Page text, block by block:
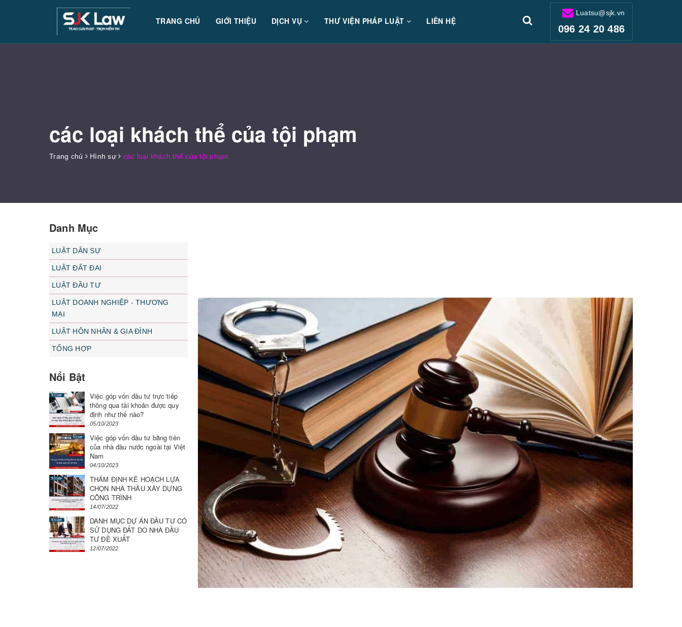
TRANG CHỦ GIỚI THIỆU DỊCH VỤ THƯ VIỆN PHÁP LUẬT LIÊN HỆ
Luatsu@sjk.vn
096 24 20 486
các loại khách thể của tội phạm
Trang chủ Hình sự các loại khách thể của tội phạm
Danh Mục
LUẬT DÂN SỰ
LUẬT ĐẤT ĐAI
LUẬT ĐẦU TƯ
LUẬT DOANH NGHIỆP - THƯƠNG
MẠI
LUẬT HÔN NHÂN & GIA ĐÌNH
TỔNG HỢP
Nổi Bật
Việc góp vốn đầu tư trực tiếp
thông qua tài khoản được quy
định như thế nào?
05/10/2023
Việc góp vốn đầu tư bằng tiền
của nhà đầu nước ngoài tại Việt
Nam
04/10/2023
THẨM ĐỊNH KẾ HOẠCH LỰA
CHỌN NHÀ THẦU XÂY DỰNG
CÔNG TRÌNH
14/07/2022
DANH MỤC DỰ ÁN ĐẦU TƯ CÓ
SỬ DỤNG ĐẤT DO NHÀ ĐẦU
TƯ ĐỀ XUẤT
12/07/2022